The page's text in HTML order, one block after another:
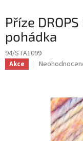
Příze
pohádka
94/STA1099
Akce
Průměrné
hvězdiček.